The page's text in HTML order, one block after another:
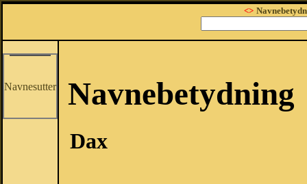
<>
Navnesutter Navnebetydning
Dax